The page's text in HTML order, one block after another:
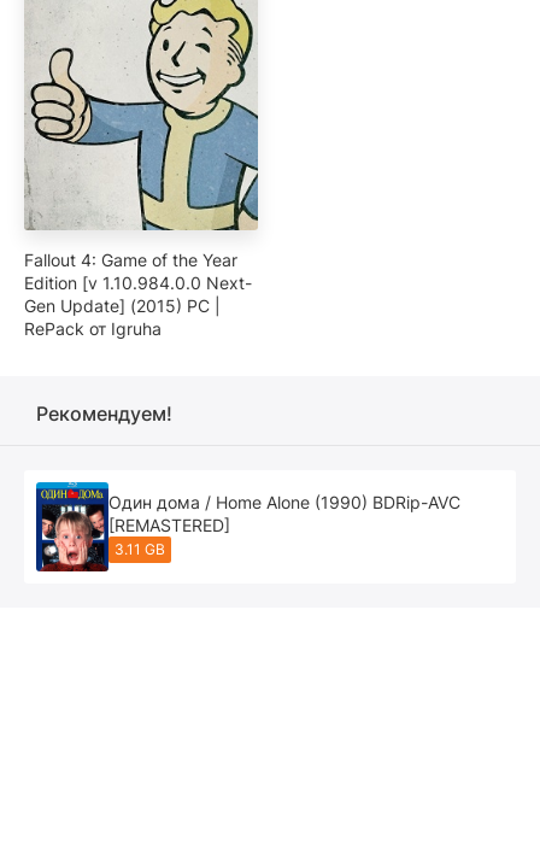
Fallout 4: Game of the Year
Edition [v 1.10.984.0.0 Next-
Gen Update] (2015) PC |
RePack от Igruha
Рекомендуем!
Один дома / Home Alone (1990) BDRip-AVC
[REMASTERED]
3.11 GB